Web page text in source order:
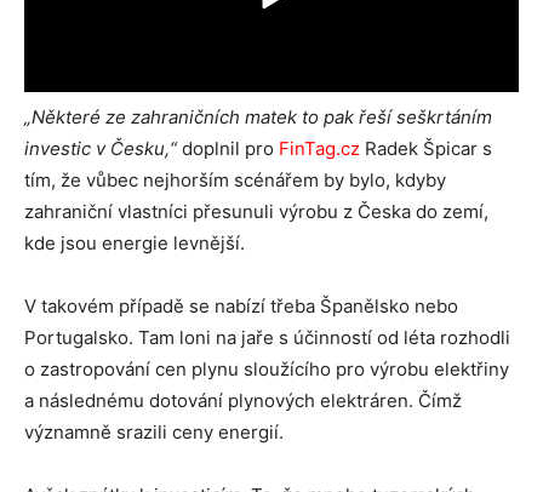
„Některé ze zahraničních matek to pak řeší seškrtáním
investic v Česku,“doplnil pro FinTag.cz Radek Špicar s
tím, že vůbec nejhorším scénářem by bylo, kdyby
zahraniční vlastníci přesunuli výrobu z Česka do zemí,
kde jsou energie levnější.
V takovém případě se nabízí třeba Španělsko nebo
Portugalsko. Tam loni na jaře s účinností od léta rozhodli
o zastropování cen plynu sloužícího pro výrobu elektřiny
a následnému dotování plynových elektráren. Čímž
významně srazili ceny energií.